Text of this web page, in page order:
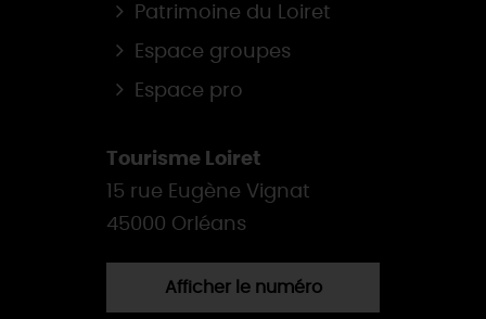
Patrimoine du Loiret
Espace groupes
Espace pro
Tourisme Loiret
15 rue Eugène Vignat
45000 Orléans
Afficher le numéro